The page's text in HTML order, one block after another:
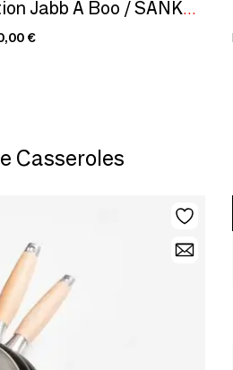
Chat rose - collection Jabb A Boo / SANKYO TOYS
€
Casseroles